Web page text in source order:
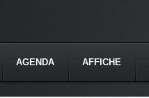
AGENDA AFFICHE